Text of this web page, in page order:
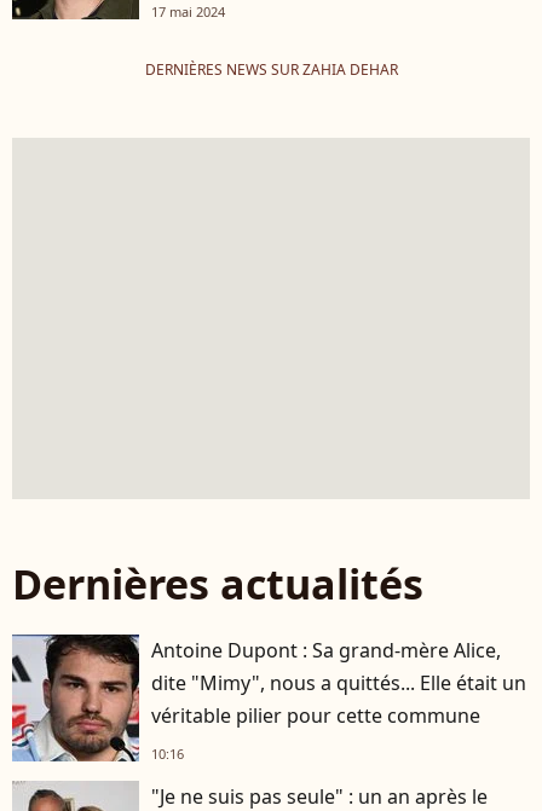
17 mai 2024
DERNIÈRES NEWS SUR ZAHIA DEHAR
Dernières actualités
Antoine Dupont : Sa grand-mère Alice,
dite "Mimy", nous a quittés... Elle était un
véritable pilier pour cette commune
10:16
"Je ne suis pas seule" : un an après le